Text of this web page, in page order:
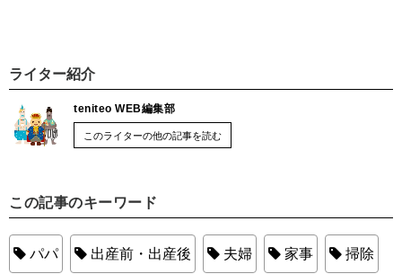
ライター紹介
teniteo WEB編集部
このライターの他の記事を読む
この記事のキーワード
パパ 出産前・出産後 夫婦 家事 掃除